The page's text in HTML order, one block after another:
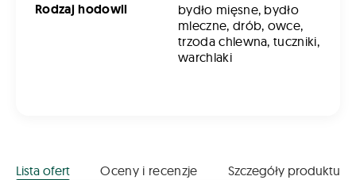
Rodzaj hodowli
bydło mięsne, bydło
mleczne, drób, owce,
trzoda chlewna, tuczniki,
warchlaki
Lista ofert Oceny i recenzje Szczegóły produktu